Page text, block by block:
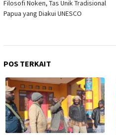
Filosofi Noken, Tas Unik Tradisional
Papua yang Diakui UNESCO
POS TERKAIT